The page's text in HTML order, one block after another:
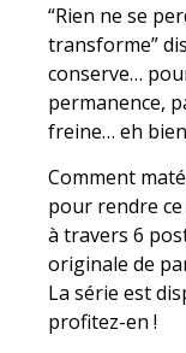
“Rien ne se
transforme”
conserve…
permanence,
freine… eh
Comment
pour rendre
à travers 6
originale de
La série est
profitez-en !